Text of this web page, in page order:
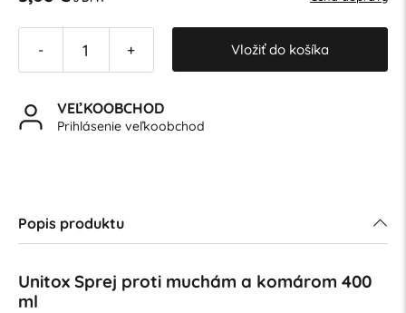
- + Vložiť do košíka
VEĽKOOBCHOD
Prihlásenie veľkoobchod
Popis produktu
Unitox Sprej proti muchám a komárom 400
ml